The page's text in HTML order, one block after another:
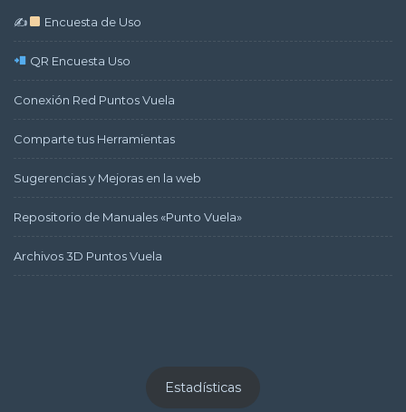
✍ Encuesta de Uso
QR Encuesta Uso
Conexión Red Puntos Vuela
Comparte tus Herramientas
Sugerencias y Mejoras en la web
Repositorio de Manuales «Punto Vuela»
Archivos 3D Puntos Vuela
Estadísticas